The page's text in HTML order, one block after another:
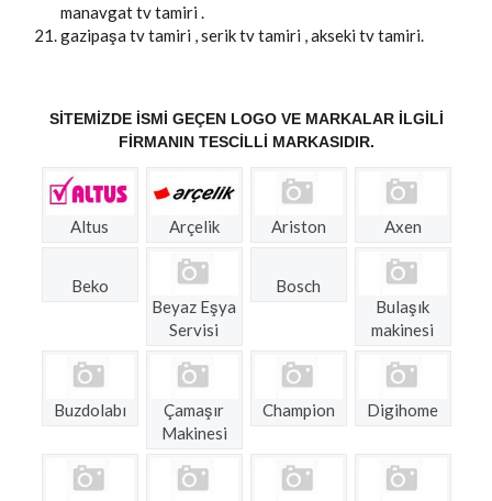
manavgat tv tamiri .
gazipaşa tv tamiri , serik tv tamiri , akseki tv tamiri.
SITEMIZDE ISMI GEÇEN LOGO VE MARKALAR ILGILI
FIRMANIN TESCILLI MARKASIDIR.
Altus Arçelik Ariston Axen
Beko
Beyaz Eşya
Servisi
Bosch
Bulaşık
makinesi
Buzdolabı
Çamaşır
Makinesi
Champion Digihome